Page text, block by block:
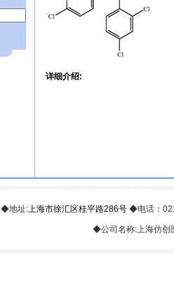
详细介绍:
◆地址:上海市徐汇区桂平路286号 ◆电话：
◆公司名称:上海仿创